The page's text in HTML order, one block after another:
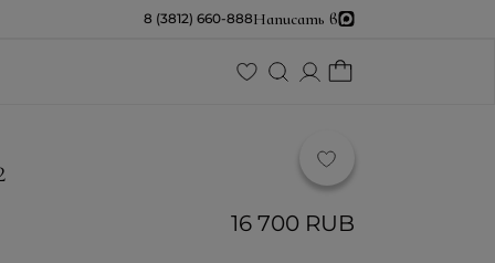
8 (3812) 660-888Написать в
16 700 RUB